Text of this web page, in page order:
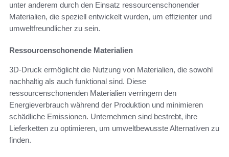
unter anderem durch den Einsatz ressourcenschonender
Materialien, die speziell entwickelt wurden, um effizienter und
umweltfreundlicher zu sein.
Ressourcenschonende Materialien
3D-Druck ermöglicht die Nutzung von Materialien, die sowohl
nachhaltig als auch funktional sind. Diese
ressourcenschonenden Materialien verringern den
Energieverbrauch während der Produktion und minimieren
schädliche Emissionen. Unternehmen sind bestrebt, ihre
Lieferketten zu optimieren, um umweltbewusste Alternativen zu
finden.